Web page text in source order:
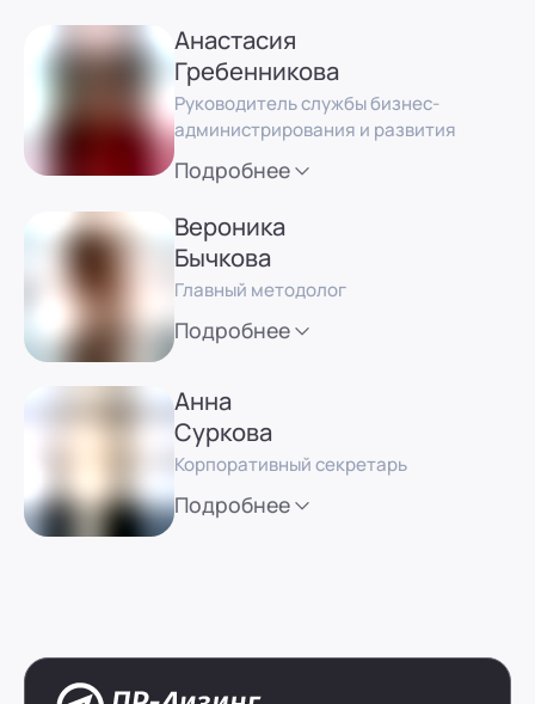
Анастасия
Гребенникова
Руководитель службы бизнес-
администрирования и развития
Подробнее
Вероника
Бычкова
Главный методолог
Подробнее
Анна
Суркова
Корпоративный секретарь
Подробнее